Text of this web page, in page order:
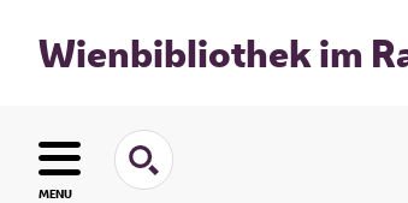
Wienbibliothek im
MENU